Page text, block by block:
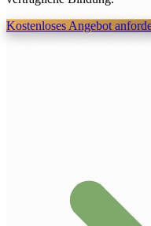
Kostenloses Angebot